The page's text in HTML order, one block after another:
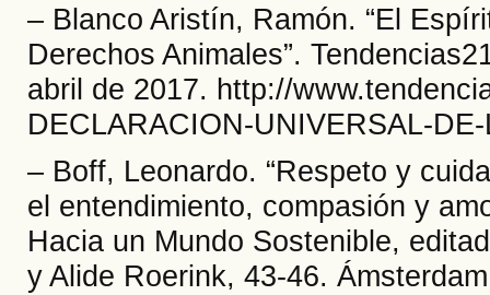
– Blanco Aristín, Ramón. “El
Derechos Animales”.
abril de 2017. http://
DECLARACION-UNIVERSAL-
– Boff, Leonardo. “Respeto y
el entendimiento, compasión y
Hacia un Mundo Sostenible,
y Alide Roerink, 43-46.